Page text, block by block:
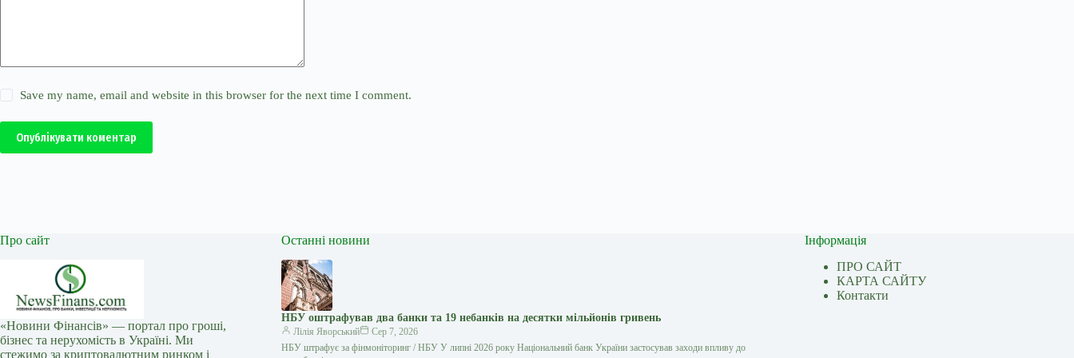
Save my name, email and website in this browser for the next time I comment.
Опублікувати коментар
Про сайт
«Новини Фінансів» — портал про гроші,
бізнес та нерухомість в Україні. Ми
стежимо за криптовалютним ринком і
Останні новини
НБУ оштрафував два банки та 19 небанків на десятки мільйонів гривень
Лілія Яворський
Сер 7, 2026
НБУ штрафує за фінмоніторинг / НБУ У липні 2026 року Національний банк України застосував заходи впливу до
Інформація
ПРО САЙТ
КАРТА САЙТУ
Контакти